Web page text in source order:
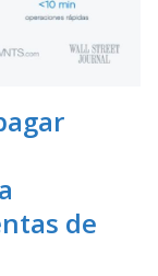
de